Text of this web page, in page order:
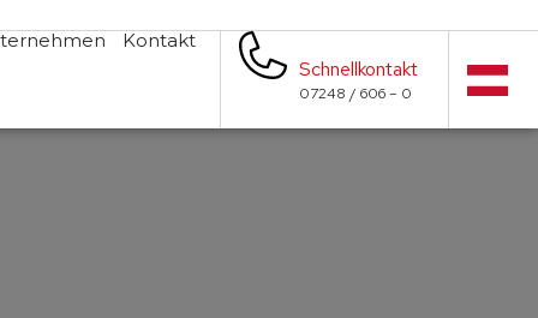
Kontakt
Schnellkontakt
07248 / 606 – 0